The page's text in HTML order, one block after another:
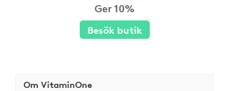
Ger 10%
Besök butik
Om VitaminOne